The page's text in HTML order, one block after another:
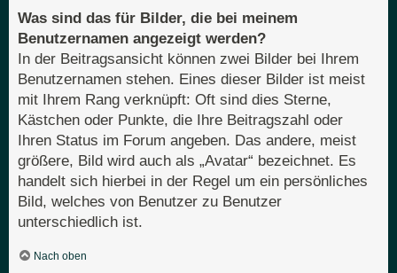
Was sind das für Bilder, die bei meinem
Benutzernamen angezeigt werden?
In der Beitragsansicht können zwei Bilder bei Ihrem
Benutzernamen stehen. Eines dieser Bilder ist meist
mit Ihrem Rang verknüpft: Oft sind dies Sterne,
Kästchen oder Punkte, die Ihre Beitragszahl oder
Ihren Status im Forum angeben. Das andere, meist
größere, Bild wird auch als „Avatar“ bezeichnet. Es
handelt sich hierbei in der Regel um ein persönliches
Bild, welches von Benutzer zu Benutzer
unterschiedlich ist.
Nach oben